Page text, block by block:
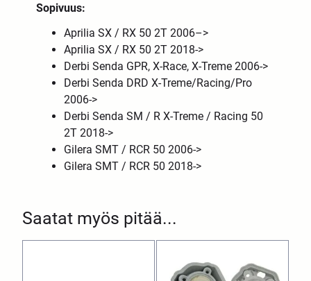
Saatat myös pitää...
Sopivuus:
Aprilia SX / RX 50 2T 2006–>
Aprilia SX / RX 50 2T 2018->
Derbi Senda GPR, X-Race, X-Treme 2006->
Derbi Senda DRD X-Treme/Racing/Pro
2006->
Derbi Senda SM / R X-Treme / Racing 50
2T 2018->
Gilera SMT / RCR 50 2006->
Gilera SMT / RCR 50 2018->